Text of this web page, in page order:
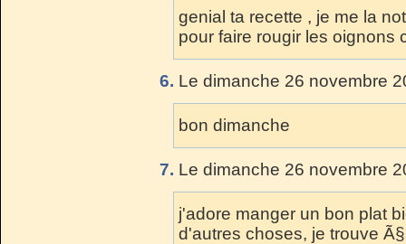
genial ta recette , je me la
pour faire rougir les oignons
6. Le dimanche 26 novembre
bon dimanche
7. Le dimanche 26 novembre
j'adore manger un bon plat
d'autres choses, je trouve